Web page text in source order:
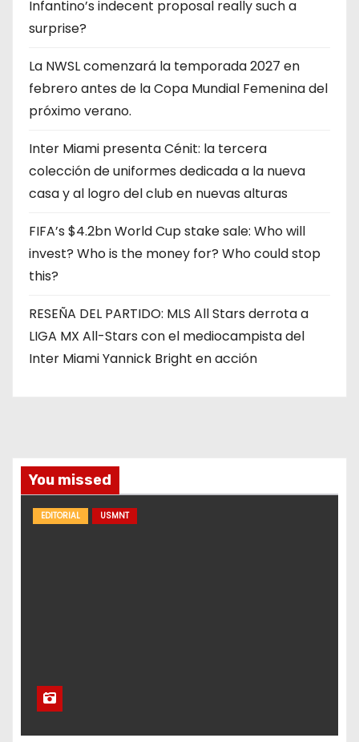
Infantino’s indecent proposal really such a
surprise?
La NWSL comenzará la temporada 2027 en
febrero antes de la Copa Mundial Femenina del
próximo verano.
Inter Miami presenta Cénit: la tercera
colección de uniformes dedicada a la nueva
casa y al logro del club en nuevas alturas
FIFA’s $4.2bn World Cup stake sale: Who will
invest? Who is the money for? Who could stop
this?
RESEÑA DEL PARTIDO: MLS All Stars derrota a
LIGA MX All-Stars con el mediocampista del
Inter Miami Yannick Bright en acción
You missed
EDITORIAL USMNT